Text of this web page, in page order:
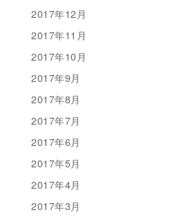
2017年12月
2017年11月
2017年10月
2017年9月
2017年8月
2017年7月
2017年6月
2017年5月
2017年4月
2017年3月